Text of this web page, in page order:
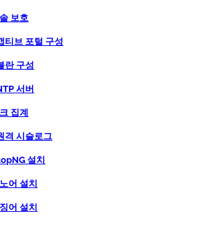
보호
티브 포털 구성
란 구성
서버
집계
격 시슬로그
설치
어 설치
어 설치